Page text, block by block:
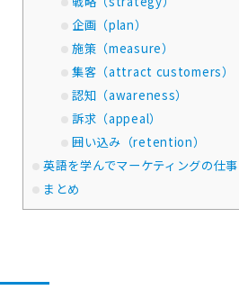
企画（plan）
施策（measure）
集客（attract customers）
認知（awareness）
訴求（appeal）
囲い込み（retention）
英語を学んでマーケティングの仕
まとめ